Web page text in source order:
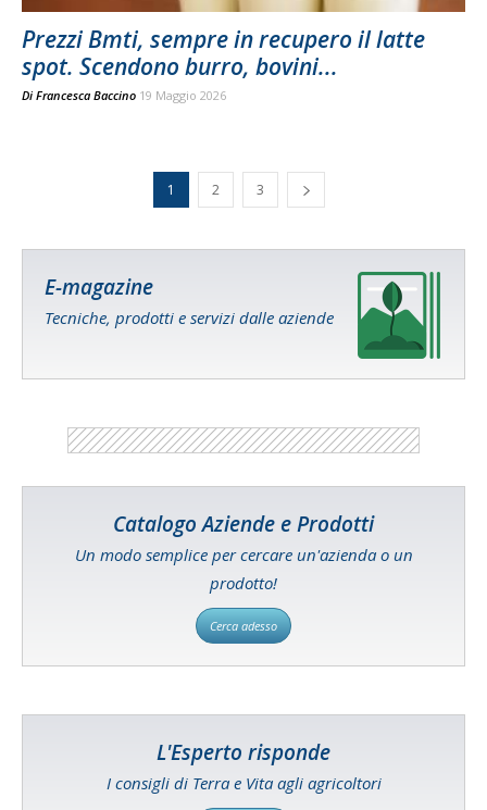
Prezzi Bmti, sempre in recupero il latte
spot. Scendono burro, bovini...
Di Francesca Baccino 19 Maggio 2026
1 2 3
E-magazine
Tecniche, prodotti e servizi dalle aziende
Catalogo Aziende e Prodotti
Un modo semplice per cercare un'azienda o un
prodotto!
Cerca adesso
L'Esperto risponde
I consigli di Terra e Vita agli agricoltori